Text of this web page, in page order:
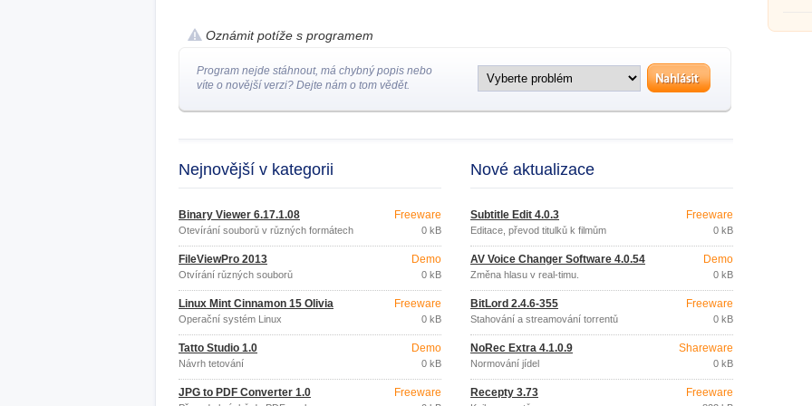
Oznámit potíže s programem
Program nejde stáhnout, má chybný popis nebo
víte o novější verzi? Dejte nám o tom vědět.
Nejnovější v kategorii
Binary Viewer 6.17.1.08
Otevírání souborů v různých formátech
Freeware
0 kB
FileViewPro 2013
Otvírání různých souborů
Demo
0 kB
Linux Mint Cinnamon 15 Olivia
Operační systém Linux
Freeware
0 kB
Tatto Studio 1.0
Návrh tetování
Demo
0 kB
JPG to PDF Converter 1.0 Freeware
Nové aktualizace
Subtitle Edit 4.0.3
Editace, převod titulků k filmům
Freeware
0 kB
AV Voice Changer Software 4.0.54
Změna hlasu v real-timu.
Demo
0 kB
BitLord 2.4.6-355
Stahování a streamování torrentů
Freeware
0 kB
NoRec Extra 4.1.0.9
Normování jídel
Shareware
0 kB
Recepty 3.73 Freeware